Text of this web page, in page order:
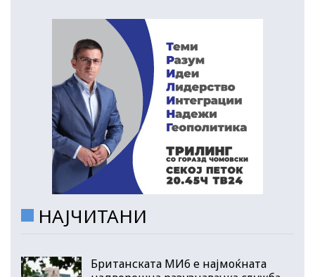
НАЈЧИТАНИ
Британската МИ6 е најмоќната